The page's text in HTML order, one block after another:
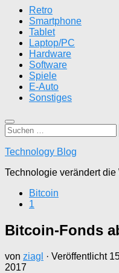
Retro
Smartphone
Tablet
Laptop/PC
Hardware
Software
Spiele
E-Auto
Sonstiges
Suchen
nach:
Technology Blog
Technologie verändert die
Bitcoin
1
Bitcoin-Fonds
von ziagl · Veröffentlicht
2017